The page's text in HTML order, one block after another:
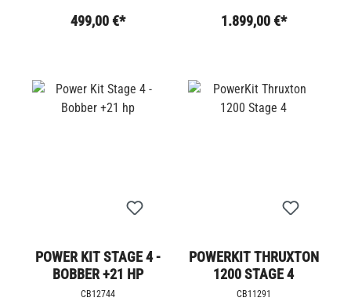
499,00 €* 1.899,00 €*
POWER KIT STAGE 4 -
BOBBER +21 HP
CB12744
POWERKIT THRUXTON
1200 STAGE 4
CB11291